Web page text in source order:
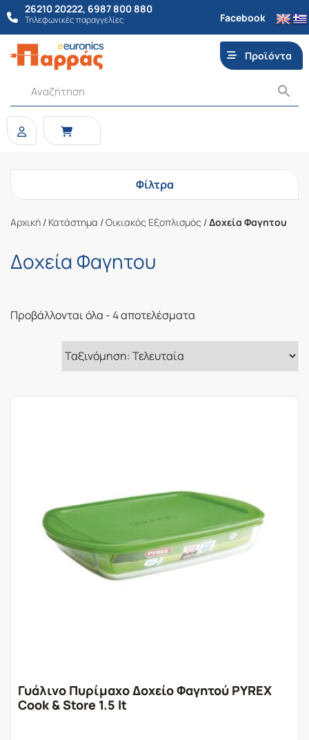
26210 20222, 6987 800 880
Τηλεφωνικές παραγγελίες Facebook
Προϊόντα
Φίλτρα
Αρχική / Κατάστημα /Οικιακός Εξοπλισμός /Δοχεία Φαγητου
Δοχεία Φαγητου
Προβάλλονται όλα - 4 αποτελέσματα
Γυάλινο Πυρίμαχο Δοχείο Φαγητού PYREX
Cook & Store 1.5 lt